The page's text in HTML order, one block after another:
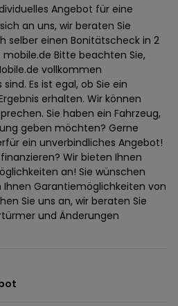
Angebot für eine
an uns, wir beraten Sie
selber einen Bonitätscheck in 2
Bitte beachten Sie,
vollkommen
Es ist egal, ob Sie ein
erhalten. Wir können
Sie haben ein Fahrzeug,
geben möchten? Gerne
ein unverbindliches Angebot!
Wir bieten Ihnen
an! Sie wünschen
Ihnen Garantiemöglichkeiten von
Sie uns an, wir beraten Sie
und Änderungen